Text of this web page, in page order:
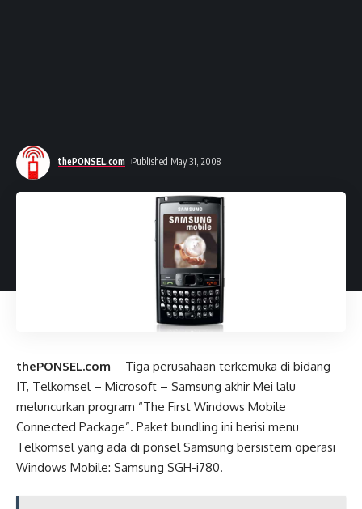
thePONSEL.com Published May 31, 2008
thePONSEL.com – Tiga perusahaan terkemuka di bidang
IT, Telkomsel – Microsoft – Samsung akhir Mei lalu
meluncurkan program “The First Windows Mobile
Connected Package”. Paket bundling ini berisi menu
Telkomsel yang ada di ponsel Samsung bersistem operasi
Windows Mobile: Samsung SGH-i780.